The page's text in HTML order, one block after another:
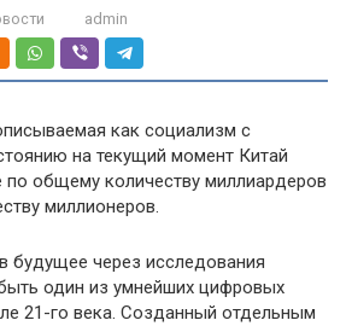
admin
как социализм с
на текущий момент Китай
по общему количеству миллиардеров
миллионеров.
будущее через исследования
один из умнейших цифровых
21-го века. Созданный отдельным